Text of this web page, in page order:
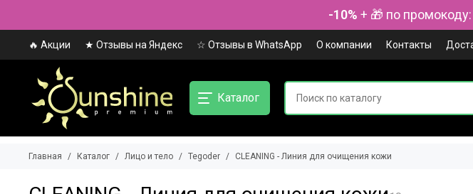
-10% + 🎁 по промокоду:
🔥 Акции ★ Отзывы на Яндекс ☆ Отзывы в WhatsApp О компании Контакты
Каталог
Главная Каталог Лицо и тело Tegoder CLEANING - Линия для очищения кожи